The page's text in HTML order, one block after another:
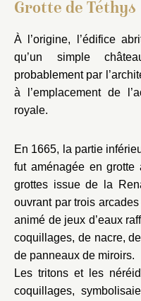
l’Orangerie
Parterre du Midi
Grotte de Téthys
À l’origine, l’édifice
qu’un simple
probablement par
à l’emplacement de
royale.
En 1665, la partie
fut aménagée en
grottes issue de la
ouvrant par trois
animé de jeux d’eaux
coquillages, de nacre,
de panneaux de miroirs.
Les tritons et les
coquillages,